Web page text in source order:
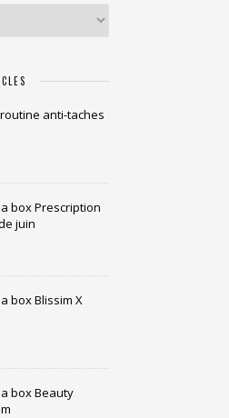
anti-taches
box Prescription
juin
box Blissim X
box Beauty